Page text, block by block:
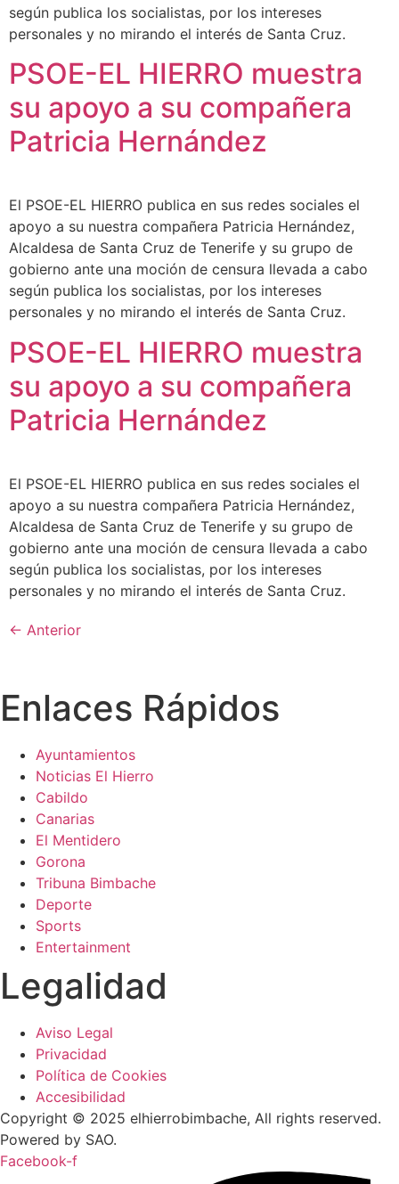
según publica los socialistas, por los intereses
personales y no mirando el interés de Santa Cruz.
PSOE-EL HIERRO muestra
su apoyo a su compañera
Patricia Hernández
El PSOE-EL HIERRO publica en sus redes sociales el
apoyo a su nuestra compañera Patricia Hernández,
Alcaldesa de Santa Cruz de Tenerife y su grupo de
gobierno ante una moción de censura llevada a cabo
según publica los socialistas, por los intereses
personales y no mirando el interés de Santa Cruz.
PSOE-EL HIERRO muestra
su apoyo a su compañera
Patricia Hernández
El PSOE-EL HIERRO publica en sus redes sociales el
apoyo a su nuestra compañera Patricia Hernández,
Alcaldesa de Santa Cruz de Tenerife y su grupo de
gobierno ante una moción de censura llevada a cabo
según publica los socialistas, por los intereses
personales y no mirando el interés de Santa Cruz.
← Anterior
Enlaces Rápidos
Ayuntamientos
Noticias El Hierro
Cabildo
Canarias
El Mentidero
Gorona
Tribuna Bimbache
Deporte
Sports
Entertainment
Legalidad
Aviso Legal
Privacidad
Política de Cookies
Accesibilidad
Copyright © 2025 elhierrobimbache, All rights reserved.
Powered by SAO.
Facebook-f